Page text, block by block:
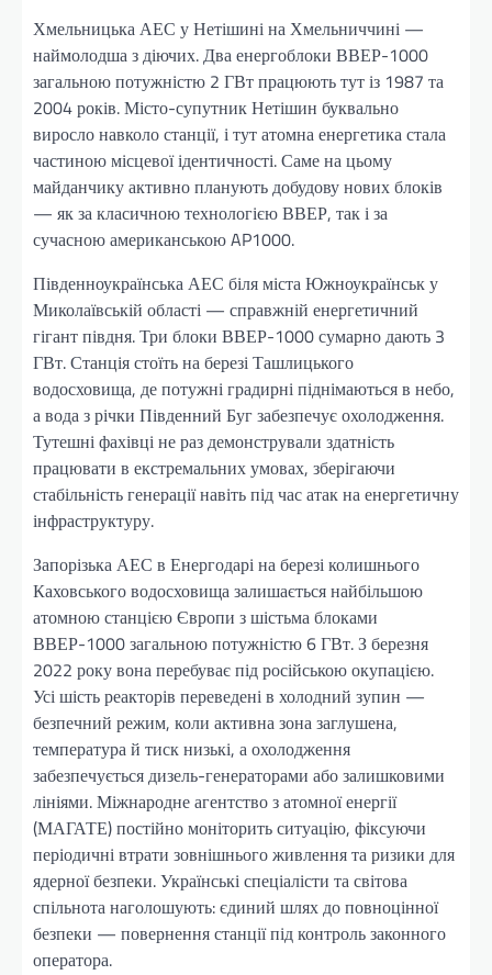
Хмельницька АЕС у Нетішині на Хмельниччині —
наймолодша з діючих. Два енергоблоки ВВЕР-1000
загальною потужністю 2 ГВт працюють тут із 1987 та
2004 років. Місто-супутник Нетішин буквально
виросло навколо станції, і тут атомна енергетика стала
частиною місцевої ідентичності. Саме на цьому
майданчику активно планують добудову нових блоків
— як за класичною технологією ВВЕР, так і за
сучасною американською AP1000.
Південноукраїнська АЕС біля міста Южноукраїнськ у
Миколаївській області — справжній енергетичний
гігант півдня. Три блоки ВВЕР-1000 сумарно дають 3
ГВт. Станція стоїть на березі Ташлицького
водосховища, де потужні градирні піднімаються в небо,
а вода з річки Південний Буг забезпечує охолодження.
Тутешні фахівці не раз демонстрували здатність
працювати в екстремальних умовах, зберігаючи
стабільність генерації навіть під час атак на енергетичну
інфраструктуру.
Запорізька АЕС в Енергодарі на березі колишнього
Каховського водосховища залишається найбільшою
атомною станцією Європи з шістьма блоками
ВВЕР-1000 загальною потужністю 6 ГВт. З березня
2022 року вона перебуває під російською окупацією.
Усі шість реакторів переведені в холодний зупин —
безпечний режим, коли активна зона заглушена,
температура й тиск низькі, а охолодження
забезпечується дизель-генераторами або залишковими
лініями. Міжнародне агентство з атомної енергії
(МАГАТЕ) постійно моніторить ситуацію, фіксуючи
періодичні втрати зовнішнього живлення та ризики для
ядерної безпеки. Українські спеціалісти та світова
спільнота наголошують: єдиний шлях до повноцінної
безпеки — повернення станції під контроль законного
оператора.